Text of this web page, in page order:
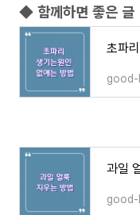
◆ 함께하면 좋은 글
초파
good-
과일
good-